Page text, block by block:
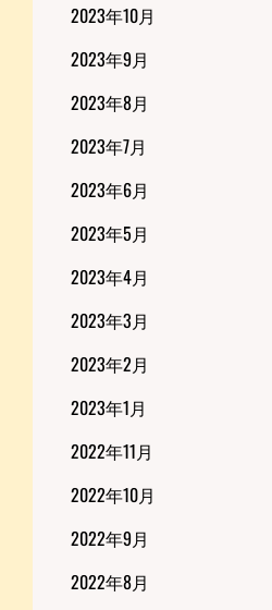
2023年10月
2023年9月
2023年8月
2023年7月
2023年6月
2023年5月
2023年4月
2023年3月
2023年2月
2023年1月
2022年11月
2022年10月
2022年9月
2022年8月